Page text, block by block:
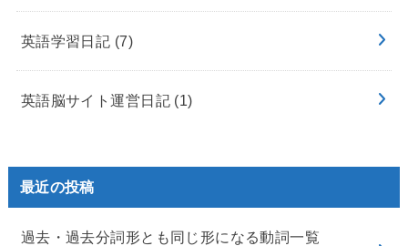
英語学習日記 (7)
英語脳サイト運営日記 (1)
最近の投稿
過去・過去分詞形とも同じ形になる動詞一覧